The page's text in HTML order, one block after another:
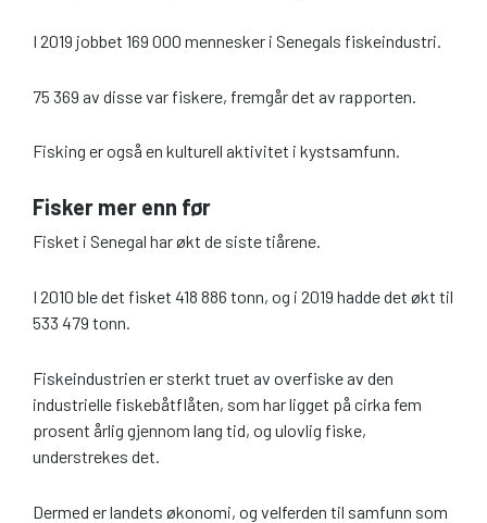
I 2019 jobbet 169 000 mennesker i Senegals fiskeindustri.
75 369 av disse var fiskere, fremgår det av rapporten.
Fisking er også en kulturell aktivitet i kystsamfunn.
Fisker mer enn før
Fisket i Senegal har økt de siste tiårene.
I 2010 ble det fisket 418 886 tonn, og i 2019 hadde det økt til
533 479 tonn.
Fiskeindustrien er sterkt truet av overfiske av den
industrielle fiskebåtflåten, som har ligget på cirka fem
prosent årlig gjennom lang tid, og ulovlig fiske,
understrekes det.
Dermed er landets økonomi, og velferden til samfunn som